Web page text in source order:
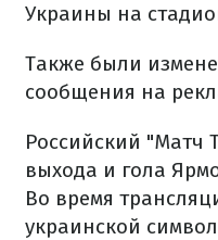
Украины на
Также были
сообщения на
Российский "Матч
выхода и гола
Во время
украинской